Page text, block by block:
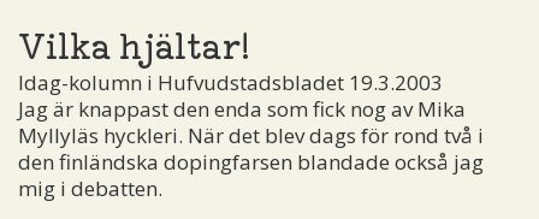
Vilka hjältar!
Idag-kolumn i Hufvudstadsbladet 19.3.2003
Jag är knappast den enda som fick nog av Mika
Myllyläs hyckleri. När det blev dags för rond två i
den finländska dopingfarsen blandade också jag
mig i debatten.